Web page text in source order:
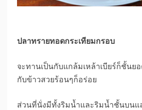
ปลาทรายทอดกระเทียมกรอบ
จะทานเป็นกับแกล้มเหล้าเบียร์ก็ชั้นย
กับข้าวสวยร้อนๆก็อร่อย
ส่วนที่นั่งมีทั้งริมน้ำและริมน้ำชั้นบนแ